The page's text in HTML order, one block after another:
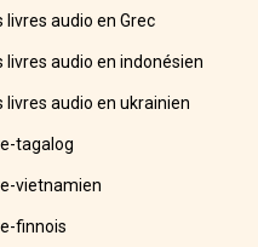
audio en Grec
audio en indonésien
audio en ukrainien
tagalog
vietnamien
finnois